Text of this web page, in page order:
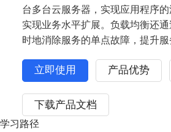
台多台云服务器，实现应用程序
实现业务水平扩展。负载均衡还
时地消除服务的单点故障，提升服
立即使用 产品优势
下载产品文档
学习路径